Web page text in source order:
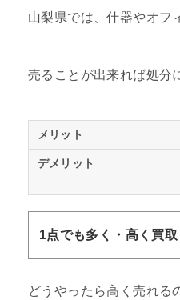
山梨県では、什器やオフ
売ることが出来れば処分
メリット
デメリット
1点でも多く・高く買
どうやったら高く売れる